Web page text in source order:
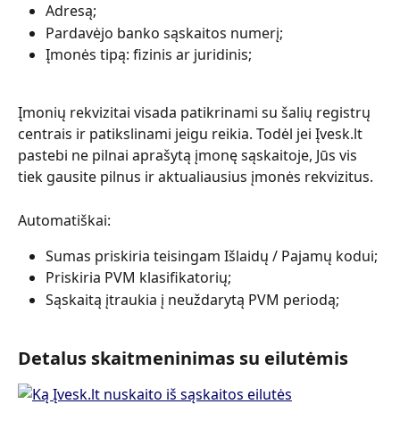
Adresą;
Pardavėjo banko sąskaitos numerį;
Įmonės tipą: fizinis ar juridinis;
Įmonių rekvizitai visada patikrinami su šalių registrų
centrais ir patikslinami jeigu reikia. Todėl jei Įvesk.lt
pastebi ne pilnai aprašytą įmonę sąskaitoje, Jūs vis
tiek gausite pilnus ir aktualiausius įmonės rekvizitus.
Automatiškai:
Sumas priskiria teisingam Išlaidų / Pajamų kodui;
Priskiria PVM klasifikatorių;
Sąskaitą įtraukia į neuždarytą PVM periodą;
Detalus skaitmeninimas su eilutėmis